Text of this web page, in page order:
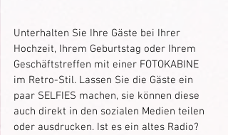
Unterhalten Sie Ihre Gäste bei Ihrer
Hochzeit, Ihrem Geburtstag oder Ihrem
Geschäftstreffen mit einer FOTOKABINE
im Retro-Stil. Lassen Sie die Gäste ein
paar SELFIES machen, sie können diese
auch direkt in den sozialen Medien teilen
oder ausdrucken. Ist es ein altes Radio?